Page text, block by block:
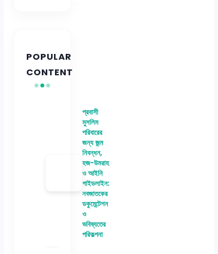
POPULAR
CONTENT
প্রবাসী
মুসলিম
পরিবারের
জন্য জন্ম
নিবন্ধন,
হজ-উমরাহ
ও আইনি
গাইডলাইন:
নবজাতকের
ডকুমেন্টেশন
ও
ভবিষ্যতের
পরিকল্পনা